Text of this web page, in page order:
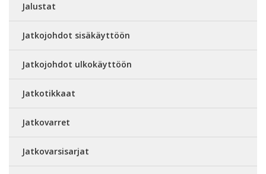
Jalustat
Jatkojohdot sisäkäyttöön
Jatkojohdot ulkokäyttöön
Jatkotikkaat
Jatkovarret
Jatkovarsisarjat